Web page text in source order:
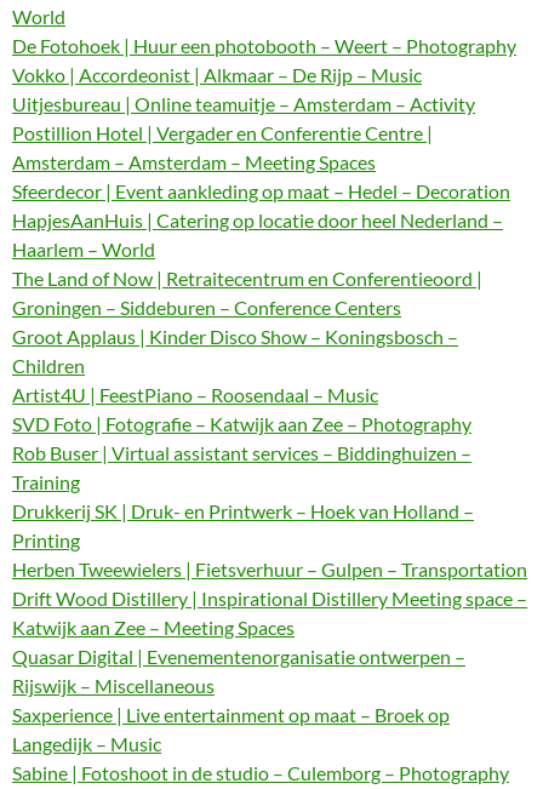
World
De Fotohoek | Huur een photobooth – Weert – Photography
Vokko | Accordeonist | Alkmaar – De Rijp – Music
Uitjesbureau | Online teamuitje – Amsterdam – Activity
Postillion Hotel | Vergader en Conferentie Centre |
Amsterdam – Amsterdam – Meeting Spaces
Sfeerdecor | Event aankleding op maat – Hedel – Decoration
HapjesAanHuis | Catering op locatie door heel Nederland –
Haarlem – World
The Land of Now | Retraitecentrum en Conferentieoord |
Groningen – Siddeburen – Conference Centers
Groot Applaus | Kinder Disco Show – Koningsbosch –
Children
Artist4U | FeestPiano – Roosendaal – Music
SVD Foto | Fotografie – Katwijk aan Zee – Photography
Rob Buser | Virtual assistant services – Biddinghuizen –
Training
Drukkerij SK | Druk- en Printwerk – Hoek van Holland –
Printing
Herben Tweewielers | Fietsverhuur – Gulpen – Transportation
Drift Wood Distillery | Inspirational Distillery Meeting space –
Katwijk aan Zee – Meeting Spaces
Quasar Digital | Evenementenorganisatie ontwerpen –
Rijswijk – Miscellaneous
Saxperience | Live entertainment op maat – Broek op
Langedijk – Music
Sabine | Fotoshoot in de studio – Culemborg – Photography